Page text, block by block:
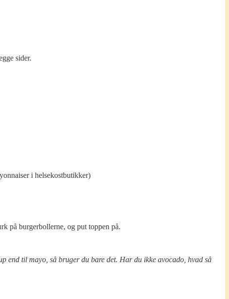
sider.
i helsekostbutikker)
på burgerbollerne, og put toppen på.
end til mayo, så bruger du bare det. Har du ikke avocado, hvad så